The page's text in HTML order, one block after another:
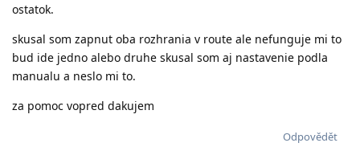
ostatok.
skusal som zapnut oba rozhrania v route ale nefunguje mi to
bud ide jedno alebo druhe skusal som aj nastavenie podla
manualu a neslo mi to.
za pomoc vopred dakujem
Odpovědět